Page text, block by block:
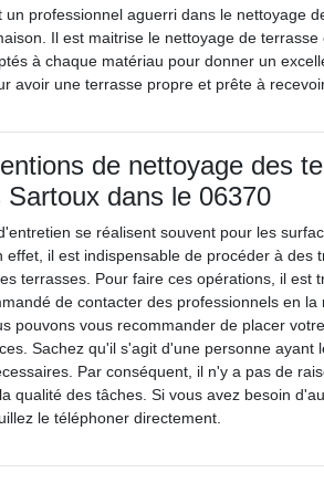
un professionnel aguerri dans le nettoyage
Il est maitrise le nettoyage de terrasse
à chaque matériau pour donner un
avoir une terrasse propre et prête à
de nettoyage des
Sartoux dans le 06370
se réalisent souvent pour les
effet, il est indispensable de procéder à des
terrasses. Pour faire ces opérations, il est
de contacter des professionnels en la
pouvons vous recommander de placer
Sachez qu'il s'agit d'une personne ayant
Par conséquent, il n'y a pas de
qualité des tâches. Si vous avez besoin
le téléphoner directement.